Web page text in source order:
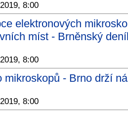
8:00
elektronových
míst - Brněnský
8:00
mikroskopů - Brno drží
8:00